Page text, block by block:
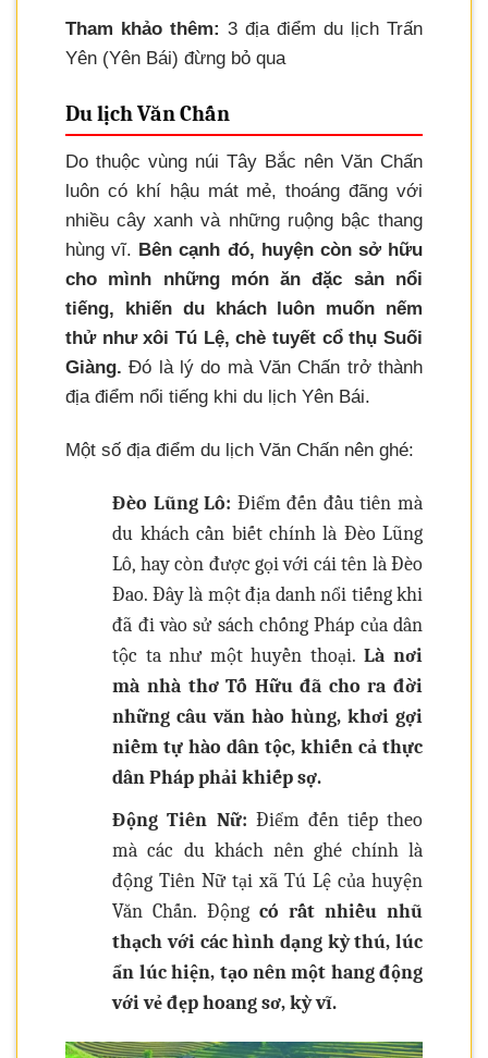
Tham khảo thêm: 3 địa điểm du lịch Trấn
Yên (Yên Bái) đừng bỏ qua
Du lịch Văn Chấn
Do thuộc vùng núi Tây Bắc nên Văn Chấn
luôn có khí hậu mát mẻ, thoáng đãng với
nhiều cây xanh và những ruộng bậc thang
hùng vĩ. Bên cạnh đó, huyện còn sở hữu
cho mình những món ăn đặc sản nổi
tiếng, khiến du khách luôn muốn nếm
thử như xôi Tú Lệ, chè tuyết cổ thụ Suối
Giàng. Đó là lý do mà Văn Chấn trở thành
địa điểm nổi tiếng khi du lịch Yên Bái.
Một số địa điểm du lịch Văn Chấn nên ghé:
Đèo Lũng Lô: Điểm đến đầu tiên mà
du khách cần biết chính là Đèo Lũng
Lô, hay còn được gọi với cái tên là Đèo
Đao. Đây là một địa danh nổi tiếng khi
đã đi vào sử sách chống Pháp của dân
tộc ta như một huyền thoại.Là nơi
mà nhà thơ Tố Hữu đã cho ra đời
những câu văn hào hùng, khơi gợi
niềm tự hào dân tộc, khiến cả thực
dân Pháp phải khiếp sợ.
Động Tiên Nữ: Điểm đến tiếp theo
mà các du khách nên ghé chính là
động Tiên Nữ tại xã Tú Lệ của huyện
Văn Chấn. Động có rất nhiều nhũ
thạch với các hình dạng kỳ thú, lúc
ẩn lúc hiện, tạo nên một hang động
với vẻ đẹp hoang sơ, kỳ vĩ.